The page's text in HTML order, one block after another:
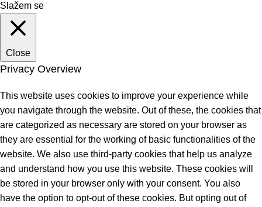
Slažem se
Close
Privacy Overview
This website uses cookies to improve your experience while
you navigate through the website. Out of these, the cookies that
are categorized as necessary are stored on your browser as
they are essential for the working of basic functionalities of the
website. We also use third-party cookies that help us analyze
and understand how you use this website. These cookies will
be stored in your browser only with your consent. You also
have the option to opt-out of these cookies. But opting out of